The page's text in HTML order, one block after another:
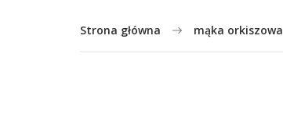
Strona główna mąka orkiszowa